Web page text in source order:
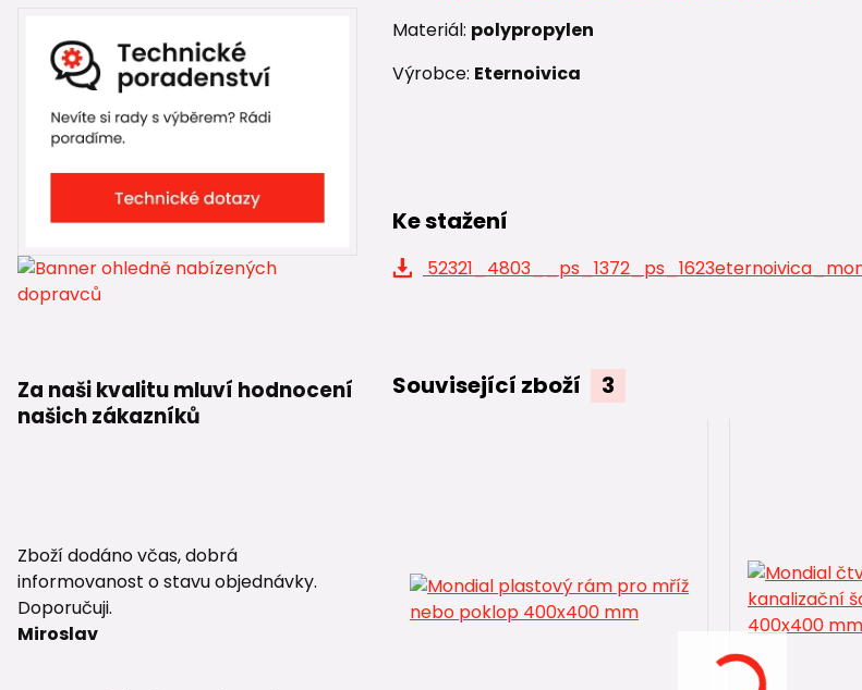
Za naši kvalitu mluví hodnocení
našich zákazníků
Zboží dodáno včas, dobrá
informovanost o stavu objednávky.
Doporučuji.
Miroslav
Materiál: polypropylen
Výrobce: Eternoivica
Ke stažení
Související zboží 3